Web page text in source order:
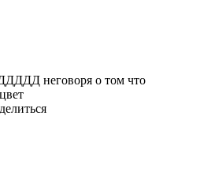
неговоря о том что